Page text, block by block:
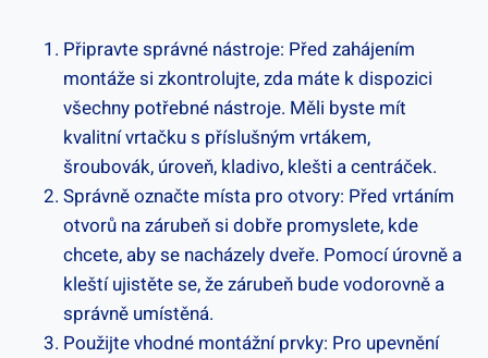
Připravte správné nástroje: Před zahájením
montáže si zkontrolujte, zda máte k dispozici
všechny potřebné nástroje. Měli byste mít
kvalitní vrtačku s příslušným vrtákem,
šroubovák, úroveň, kladivo, klešti a centráček.
Správně označte místa pro otvory: Před vrtáním
otvorů na zárubeň si dobře promyslete, kde
chcete, aby se nacházely dveře. Pomocí úrovně a
kleští ujistěte se, že zárubeň bude vodorovně a
správně umístěná.
Použijte vhodné montážní prvky: Pro upevnění